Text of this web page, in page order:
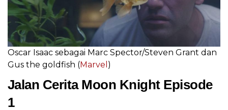
Oscar Isaac sebagai Marc Spector/Steven Grant dan
Gus the goldfish (Marvel )
Jalan Cerita Moon Knight Episode
1